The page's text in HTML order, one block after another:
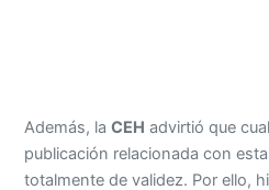
Además, laCEH advirtió que
publicación relacionada con
totalmente de validez. Por ello,